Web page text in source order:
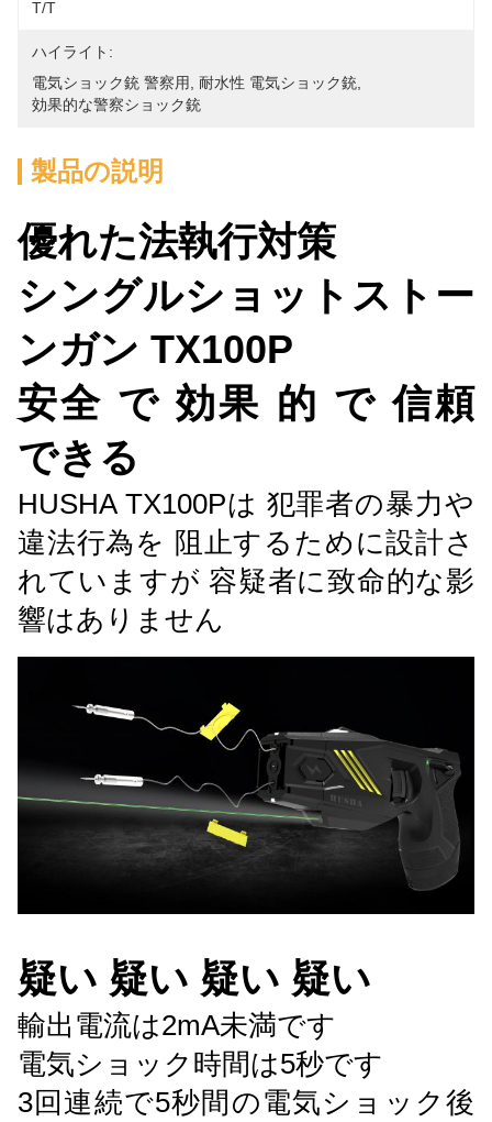
T/T
ハイライト:
電気ショック銃 警察用
耐水性 電気ショック銃
効果的な警察ショック銃
製品の説明
優れた法執行対策
シングルショットストー
ンガン TX100P
安全 で 効果 的 で 信頼
できる
HUSHA TX100Pは 犯罪者の暴力や
違法行為を 阻止するために設計さ
れていますが 容疑者に致命的な影
響はありません
疑い 疑い 疑い 疑い
輸出電流は2mA未満です
電気ショック時間は5秒です
3回連続で5秒間の電気ショック後